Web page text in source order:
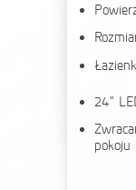
24“
pokoju